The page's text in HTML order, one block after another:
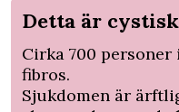
Detta är
Cirka 700
fibros.
Sjukdomen är